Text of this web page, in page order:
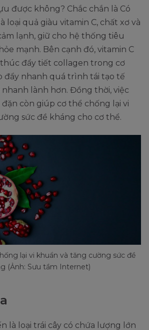
được không? Chắc chắn là Có
loại quả giàu vitamin C, chất xơ và
lạnh, giữ cho hệ thống tiêu
mạnh. Bên cạnh đó, vitamin C
đẩy tiết collagen trong cơ
đẩy nhanh quá trình tái tạo tế
nhanh lành hơn. Đồng thời, việc
còn giúp cơ thể chống lại vi
sức đề kháng cho cơ thể.
lại vi khuẩn và tăng cường sức đề
(Ảnh: Sưu tầm Internet)
là loại trái cây có chứa lượng lớn